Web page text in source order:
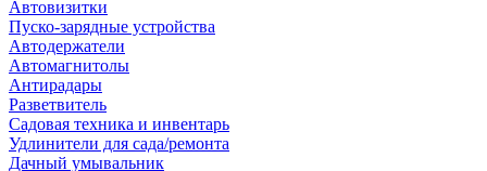
Автовизитки
Пуско-зарядные устройства
Автодержатели
Автомагнитолы
Антирадары
Разветвитель
Садовая техника и инвентарь
Удлинители для сада/ремонта
Дачный умывальник